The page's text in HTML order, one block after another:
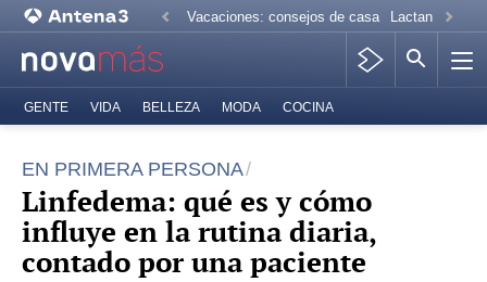
Vacaciones: consejos de casa Lactancia
GENTE VIDA BELLEZA MODA COCINA
EN PRIMERA PERSONA
Linfedema: qué es y cómo
influye en la rutina diaria,
contado por una paciente